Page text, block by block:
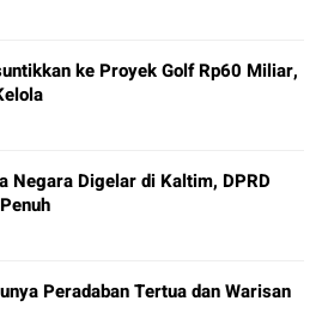
ke Proyek Golf Rp60 Miliar,
Negara Digelar di Kaltim, DPRD
Peradaban Tertua dan Warisan